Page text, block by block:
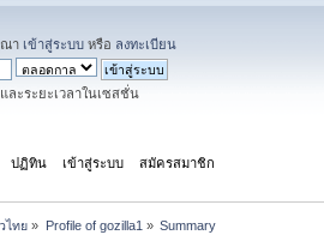
ณา เข้าสู่ระบบ หรือ ลงทะเบียน
ละระยะเวลาในเซสชั่น
ปฏิทิน เข้าสู่ระบบ สมัครสมาชิก
ไทย » Profile of gozilla1 » Summary